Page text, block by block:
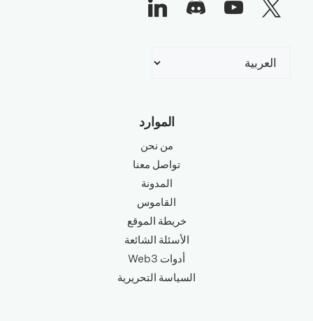
اختر
الموارد
من نحن
تواصل معنا
المدونة
القاموس
خريطة الموقع
الأسئلة الشائعة
أدوات Web3
السياسة التحريرية